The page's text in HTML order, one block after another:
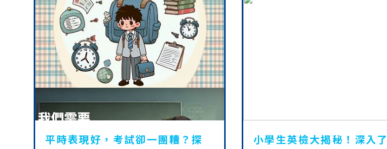
平時表現好，考試卻一團糟？探
小學生英檢大揭秘！深入